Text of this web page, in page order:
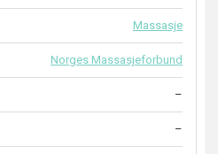
Massasje
Norges Massasjeforbund
–
–